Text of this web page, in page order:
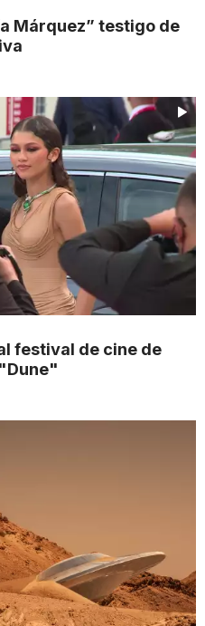
Márquez” testigo de
festival de cine de